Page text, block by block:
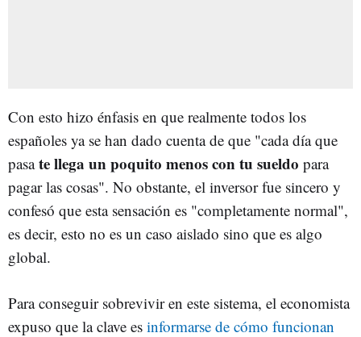
Con esto hizo énfasis en que realmente todos los
españoles ya se han dado cuenta de que "cada día que
pasate llega un poquito menos con tu sueldo para
pagar las cosas". No obstante, el inversor fue sincero y
confesó que esta sensación es "completamente normal",
es decir, esto no es un caso aislado sino que es algo
global.
Para conseguir sobrevivir en este sistema, el economista
expuso que la clave es informarse de cómo funcionan